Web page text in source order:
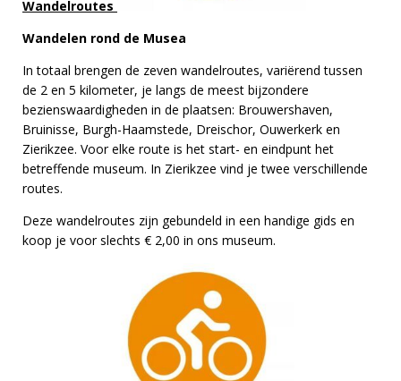
Wandelroutes
Wandelen rond de Musea
In totaal brengen de zeven wandelroutes, variërend tussen
de 2 en 5 kilometer, je langs de meest bijzondere
bezienswaardigheden in de plaatsen: Brouwershaven,
Bruinisse, Burgh-Haamstede, Dreischor, Ouwerkerk en
Zierikzee. Voor elke route is het start- en eindpunt het
betreffende museum. In Zierikzee vind je twee verschillende
routes.
Deze wandelroutes zijn gebundeld in een handige gids en
koop je voor slechts € 2,00 in ons museum.